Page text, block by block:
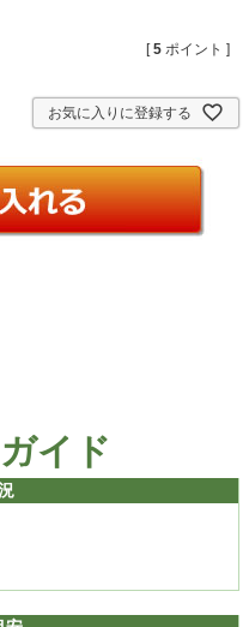
[5 ポイント ]
お気に入りに登録する
イド